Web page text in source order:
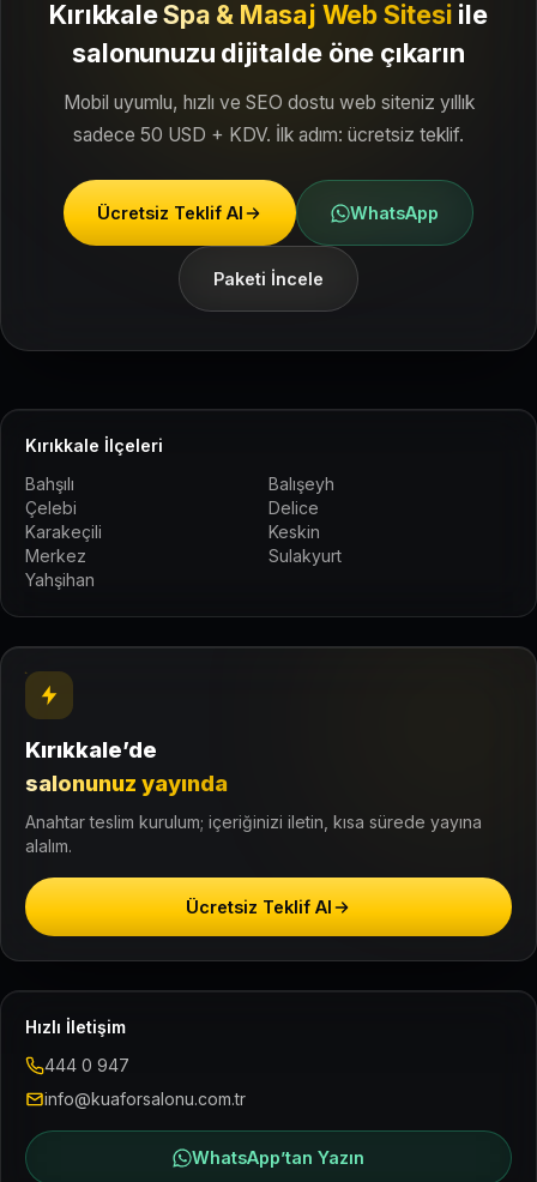
KırıkkaleSpa & Masaj Web Sitesi ile
salonunuzu dijitalde öne çıkarın
Mobil uyumlu, hızlı ve SEO dostu web siteniz yıllık
sadece 50 USD + KDV. İlk adım: ücretsiz teklif.
Ücretsiz Teklif Al WhatsApp
Paketi İncele
Kırıkkale İlçeleri
Bahşılı
Balışeyh
Çelebi
Delice
Karakeçili
Keskin
Merkez
Sulakyurt
Yahşihan
Kırıkkale’de
salonunuz yayında
Anahtar teslim kurulum; içeriğinizi iletin, kısa sürede yayına
alalım.
Ücretsiz Teklif Al
Hızlı İletişim
444 0 947
info@kuaforsalonu.com.tr
WhatsApp’tan Yazın